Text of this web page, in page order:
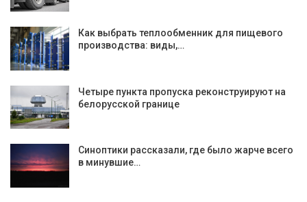
Как выбрать теплообменник для пищевого
производства: виды,…
Четыре пункта пропуска реконструируют на
белорусской границе
Синоптики рассказали, где было жарче всего
в минувшие…